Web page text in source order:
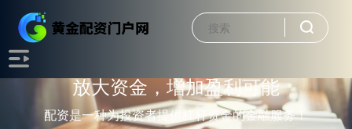
放大资金，增加盈利可能
配资是一种为投资者提供杠杆资金的金融服务！